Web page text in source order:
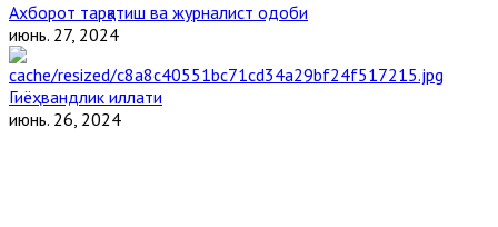
Ахборот тарқатиш ва журналист одоби
июнь. 27, 2024
Гиёҳвандлик иллати
июнь. 26, 2024